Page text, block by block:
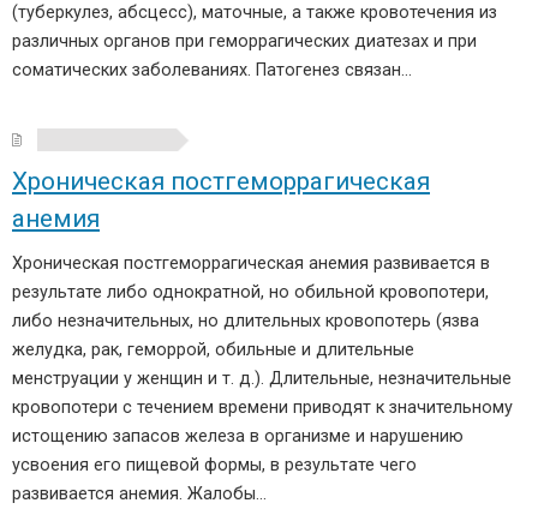
(туберкулез, абсцесс), маточные, а также кровотечения из
различных органов при геморрагических диатезах и при
соматических заболеваниях. Патогенез связан…
Хроническая постгеморрагическая
анемия
Хроническая постгеморрагическая анемия развивается в
результате либо однократной, но обильной кровопотери,
либо незначительных, но длительных кровопотерь (язва
желудка, рак, геморрой, обильные и длительные
менструации у женщин и т. д.). Длительные, незначительные
кровопотери с течением времени приводят к значительному
истощению запасов железа в организме и нарушению
усвоения его пищевой формы, в результате чего
развивается анемия. Жалобы…